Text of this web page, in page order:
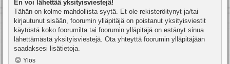
En voi lähettää yksityisviestejä!
Tähän on kolme mahdollista syytä. Et ole rekisteröitynyt ja/tai
kirjautunut sisään, foorumin ylläpitäjä on poistanut yksityisviestit
käytöstä koko foorumilta tai foorumin ylläpitäjä on estänyt sinua
lähettämästä yksityisviestejä. Ota yhteyttä foorumin ylläpitäjään
saadaksesi lisätietoja.
Ylös